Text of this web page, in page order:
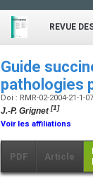
REVUE
Guide
pathologies
Doi : RMR-02-2004-21-1-
J.-P. Grignet[1]
Voir les affiliations
PDF Article